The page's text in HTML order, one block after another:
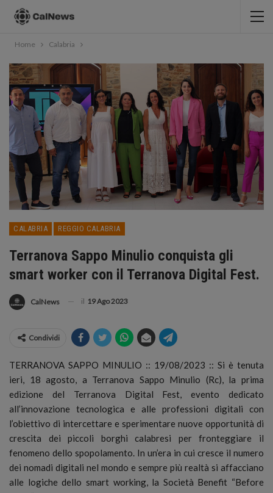
Home Calabria
CALABRIA REGGIO CALABRIA
Terranova Sappo Minulio conquista gli
smart worker con il Terranova Digital Fest.
CalNews il 19 Ago 2023
Condividi
TERRANOVA SAPPO MINULIO :: 19/08/2023 :: Si è tenuta
ieri, 18 agosto, a Terranova Sappo Minulio (Rc), la prima
edizione del Terranova Digital Fest, evento dedicato
all’innovazione tecnologica e alle professioni digitali con
l’obiettivo di intercettare e sperimentare nuove opportunità di
crescita dei piccoli borghi calabresi per fronteggiare il
fenomeno dello spopolamento. In un’era in cui cresce il numero
dei nomadi digitali nel mondo e sempre più realtà si affacciano
alle logiche dello smart working, la Società Benefit “Before